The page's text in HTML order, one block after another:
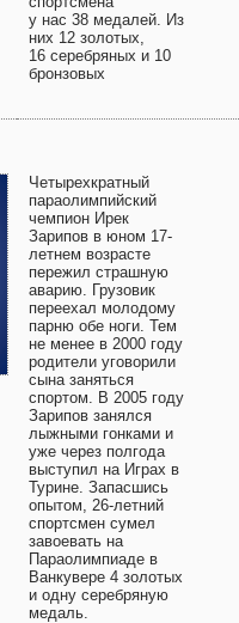
у нас 38 медалей. Из
них 12 золотых,
16 серебряных и 10
бронзовых
Четырехкратный
параолимпийский
чемпион Ирек
Зарипов в юном 17-
летнем возрасте
пережил страшную
аварию. Грузовик
переехал молодому
парню обе ноги. Тем
не менее в 2000 году
родители уговорили
сына заняться
спортом. В 2005 году
Зарипов занялся
лыжными гонками и
уже через полгода
выступил на Играх в
Турине. Запасшись
опытом, 26-летний
спортсмен сумел
завоевать на
Параолимпиаде в
Ванкувере 4 золотых
и одну серебряную
медаль.